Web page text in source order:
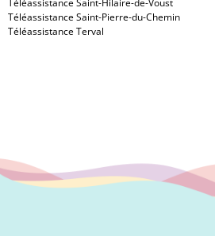
Téléassistance Saint-Pierre-du-Chemin
Téléassistance Terval